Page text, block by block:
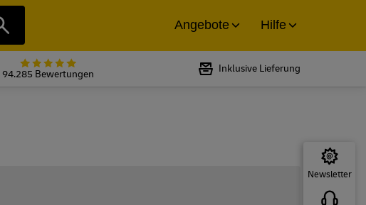
Suchen
Angebote Hilfe
Bewertet mit 5 von 5 Sternen bei
94.285 Bewertungen
Inklusive Lieferung
Newsletter